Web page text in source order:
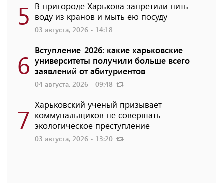
5 В пригороде Харькова запретили пить
воду из кранов и мыть ею посуду
03 августа, 2026 - 14:18
6 Вступление-2026: какие харьковские
университеты получили больше всего
заявлений от абитуриентов
04 августа, 2026 - 09:48
7 Харьковский ученый призывает
коммунальщиков не совершать
экологическое преступление
03 августа, 2026 - 13:20